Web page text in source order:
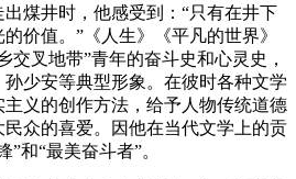
煤井时，他感受到：“只有在井下
价值。”《人生》《平凡的世界》
交叉地带”青年的奋斗史和心灵史，
少安等典型形象。在彼时各种文学
义的创作方法，给予人物传统道德
众的喜爱。因他在当代文学上的贡
和“最美奋斗者”。